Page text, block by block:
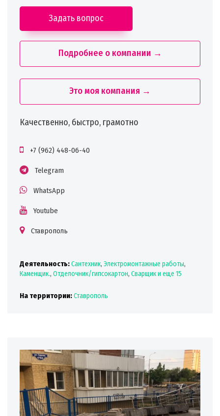
Задать вопрос
Подробнее о компании →
Это моя компания →
Качественно, быстро, грамотно
+7 (962) 448-06-40
Telegram
WhatsApp
Youtube
Ставрополь
Деятельность:Сантехник, Электромонтажные работы,
Каменщик., Отделочник/гипсокартон, Сварщики еще 15
На территории:Ставрополь